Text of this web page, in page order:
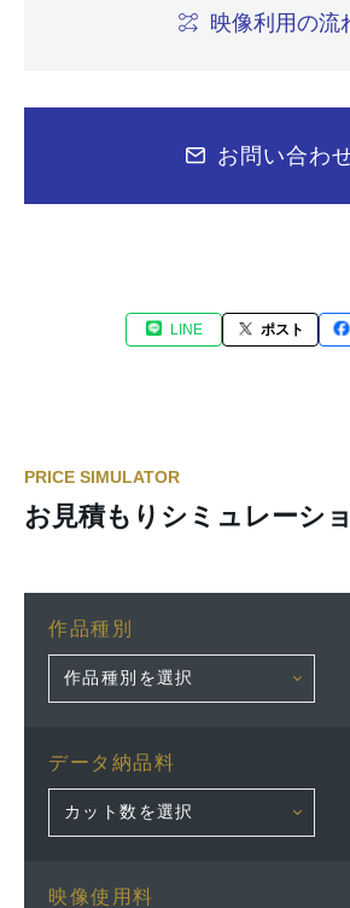
映像利用の流
お問い合わ
LINE ポスト
PRICE SIMULATOR
お見積もりシミュレーシ
作品種別
データ納品料
映像使用料